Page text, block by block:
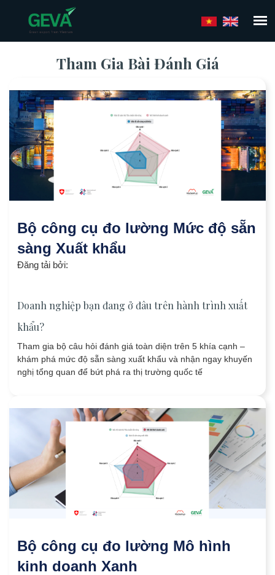
dung
Tham Gia Bài Đánh Giá
Bộ công cụ đo lường Mức độ sẵn
sàng Xuất khẩu
Đăng tải bởi:
Doanh nghiệp bạn đang ở đâu trên hành trình xuất
khẩu?
Tham gia bộ câu hỏi đánh giá toàn diện trên 5 khía cạnh –
khám phá mức độ sẵn sàng xuất khẩu và nhận ngay khuyến
nghị tổng quan để bứt phá ra thị trường quốc tế
Bộ công cụ đo lường Mô hình
kinh doanh Xanh